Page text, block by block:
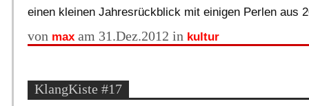
einen kleinen Jahresrückblick mit einigen Perlen aus
von max am 31.Dez.2012 in kultur
KlangKiste #17